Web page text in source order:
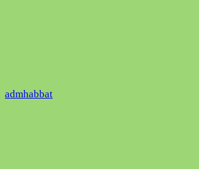
admhabbat